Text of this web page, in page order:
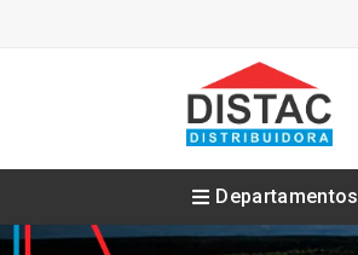
Departamentos